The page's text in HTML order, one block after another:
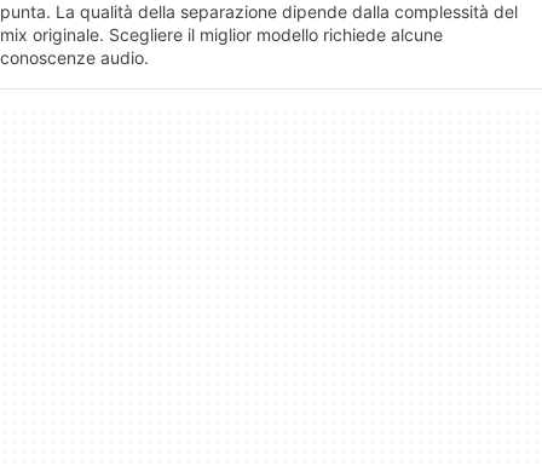
punta. La qualità della separazione dipende dalla complessità del
mix originale. Scegliere il miglior modello richiede alcune
conoscenze audio.